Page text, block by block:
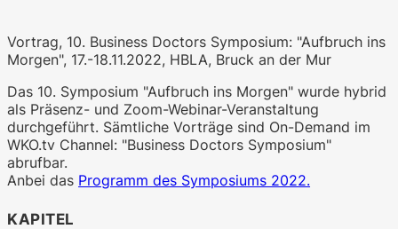
Vortrag, 10. Business Doctors Symposium: "Aufbruch ins
Morgen", 17.-18.11.2022, HBLA, Bruck an der Mur
Das 10. Symposium "Aufbruch ins Morgen" wurde hybrid
als Präsenz- und Zoom-Webinar-Veranstaltung
durchgeführt. Sämtliche Vorträge sind On-Demand im
WKO.tv Channel: "Business Doctors Symposium"
abrufbar.
Anbei das Programm des Symposiums 2022.
KAPITEL